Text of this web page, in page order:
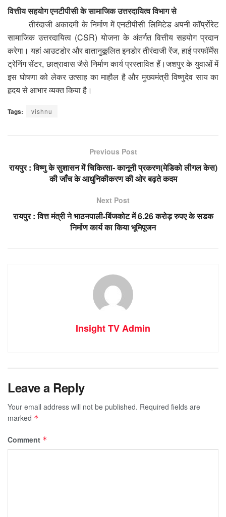
वित्तीय सहयोग एनटीपीसी के सामाजिक उत्तरदायित्व विभाग से
तीरंदाजी अकादमी के निर्माण में एनटीपीसी लिमिटेड अपनी कॉर्प्रोरेट
सामाजिक उत्तरदायित्व (CSR) योजना के अंतर्गत वित्तीय सहयोग प्रदान
करेगा। यहां आउटडोर और वातानुकूलित इनडोर तीरंदाजी रेंज, हाई परफॉर्मेंस
ट्रेनिंग सेंटर, छात्रावास जैसे निर्माण कार्य प्रस्तावित हैं।जशपुर के युवाओं में
इस घोषणा को लेकर उत्साह का माहौल है और मुख्यमंत्री विष्णुदेव साय का
हृदय से आभार व्यक्त किया है।
Tags: vishnu
Previous Post
रायपुर : विष्णु के सुशासन में चिकित्सा- कानूनी प्रकरण(मेडिको लीगल केस)
की जाँच के आधुनिकीकरण की ओर बढ़ते कदम
Next Post
रायपुर : वित्त मंत्री ने भाठनपाली-बिंजकोट में 6.26 करोड़ रुपए के सडक
निर्माण कार्य का किया भूमिपूजन
Insight TV Admin
Leave a Reply
Your email address will not be published. Required fields are
marked *
Comment *